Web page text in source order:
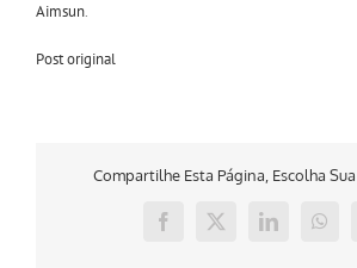
Aimsun.
Post original
Compartilhe Esta Página, Escolha
Facebook
X LinkedIn